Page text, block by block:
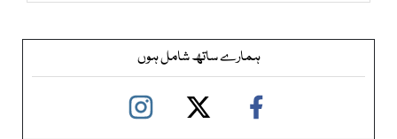
ہمارے ساتھ شامل ہوں